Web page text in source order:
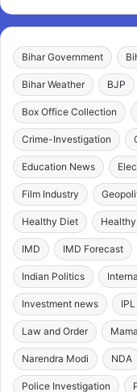
Bihar Government
Bihar Weather BJP
Box Office Collection
Crime-Investigation
Education News
Film Industry
Healthy Diet
IMD IMD Forecast
Indian Politics
Investment news
Law and Order
Narendra Modi NDA
Police Investigation